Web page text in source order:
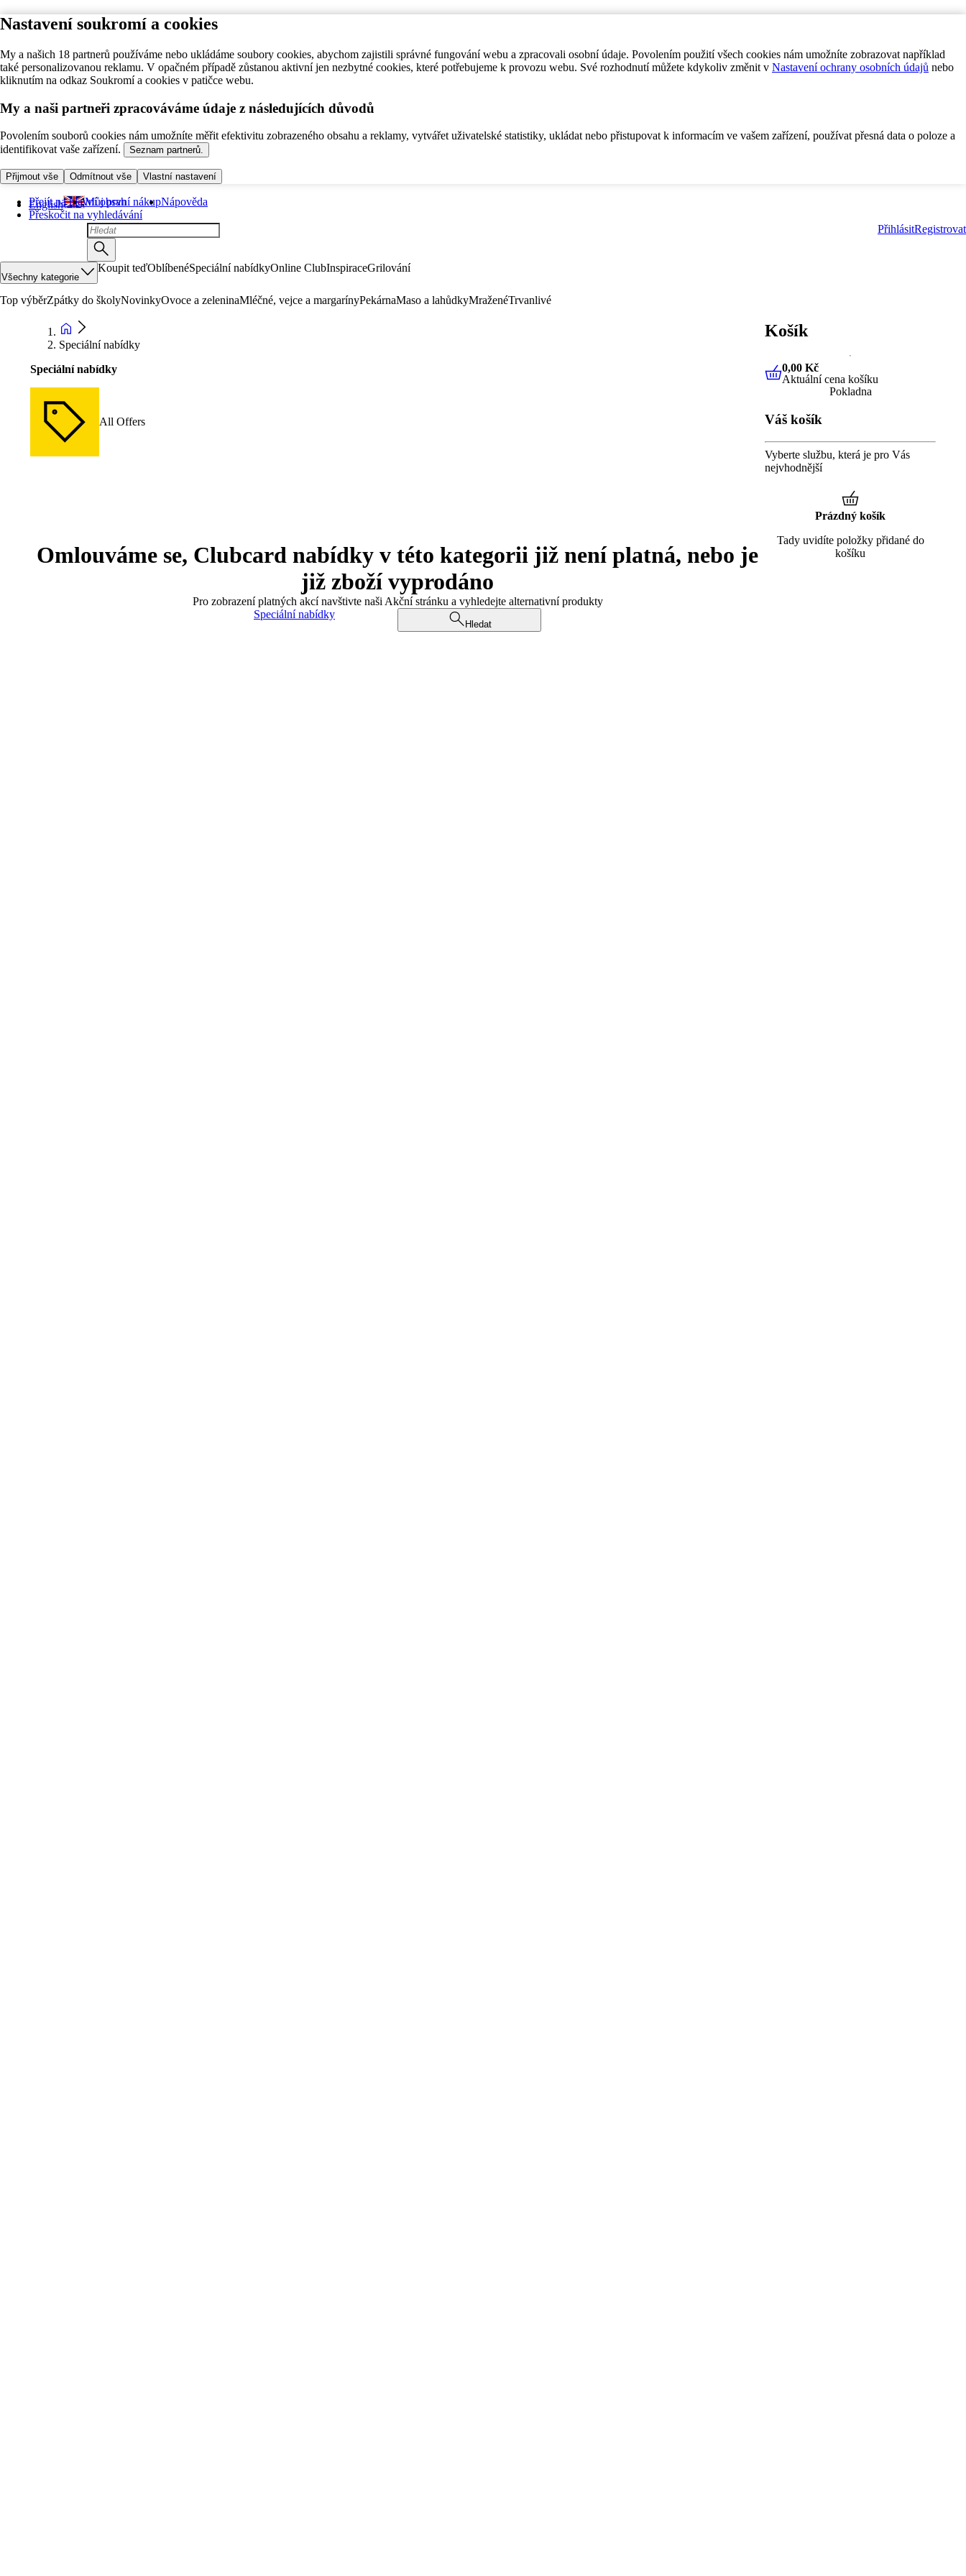
Nastavení soukromí a cookies
My a našich 18 partnerů používáme nebo ukládáme soubory cookies, abychom zajistili správné fungování webu a zpracovali osobní údaje. Povolením použití všech cookies nám umožníte zobrazovat například
také personalizovanou reklamu. V opačném případě zůstanou aktivní jen nezbytné cookies, které potřebujeme k provozu webu. Své rozhodnutí můžete kdykoliv změnit v Nastavení ochrany osobních údajů nebo
kliknutím na odkaz Soukromí a cookies v patičce webu.
My a naši partneři zpracováváme údaje z následujících důvodů
Povolením souborů cookies nám umožníte měřit efektivitu zobrazeného obsahu a reklamy, vytvářet uživatelské statistiky, ukládat nebo přistupovat k informacím ve vašem zařízení, používat přesná data o poloze a
identifikovat vaše zařízení.
Seznam partnerů.
Přijmout vše Odmítnout vše Vlastní nastavení
Přejít na hlavní obsah
Přeskočit na vyhledávání
English Můj první nákupNápověda
PřihlásitRegistrovat
Všechny kategorie
Koupit teďOblíbenéSpeciální nabídkyOnline ClubInspiraceGrilování
Top výběrZpátky do školyNovinkyOvoce a zeleninaMléčné, vejce a margarínyPekárnaMaso a lahůdkyMraženéTrvanlivé
Speciální nabídky
Speciální nabídky
All Offers
Omlouváme se, Clubcard nabídky v této kategorii již není platná, nebo je
již zboží vyprodáno
Pro zobrazení platných akcí navštivte naši Akční stránku a vyhledejte alternativní produkty
Speciální nabídky
Hledat
Košík
0,00 KčAktuální cena košíku
0,00 Kč
Aktuální cena košíku
Pokladna
Váš košík
Vyberte službu, která je pro Vás
nejvhodnější
Prázdný košík
Tady uvidíte položky přidané do
košíku